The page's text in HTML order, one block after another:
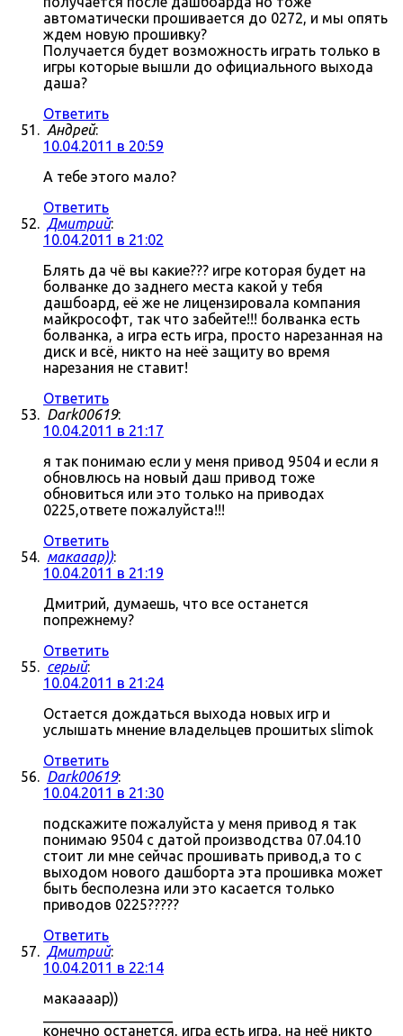
автоматически прошивается до 0272, и мы опять
ждем новую прошивку?
Получается будет возможность играть только в
игры которые вышли до официального выхода
даша?
Ответить
Андрей:
10.04.2011 в 20:59
А тебе этого мало?
Ответить
Дмитрий:
10.04.2011 в 21:02
Блять да чё вы какие??? игре которая будет на
болванке до заднего места какой у тебя
дашбоард, её же не лицензировала компания
майкрософт, так что забейте!!! болванка есть
болванка, а игра есть игра, просто нарезанная на
диск и всё, никто на неё защиту во время
нарезания не ставит!
Ответить
Dark00619:
10.04.2011 в 21:17
я так понимаю если у меня привод 9504 и если я
обновлюсь на новый даш привод тоже
обновиться или это только на приводах
0225,ответе пожалуйста!!!
Ответить
макааар)):
10.04.2011 в 21:19
Дмитрий, думаешь, что все останется
попрежнему?
Ответить
серый:
10.04.2011 в 21:24
Остается дождаться выхода новых игр и
услышать мнение владельцев прошитых slimok
Ответить
Dark00619:
10.04.2011 в 21:30
подскажите пожалуйста у меня привод я так
понимаю 9504 с датой производства 07.04.10
стоит ли мне сейчас прошивать привод,а то с
выходом нового дашборта эта прошивка может
быть бесполезна или это касается только
приводов 0225?????
Ответить
Дмитрий:
10.04.2011 в 22:14
макаааар))
конечно останется, игра есть игра, на неё никто